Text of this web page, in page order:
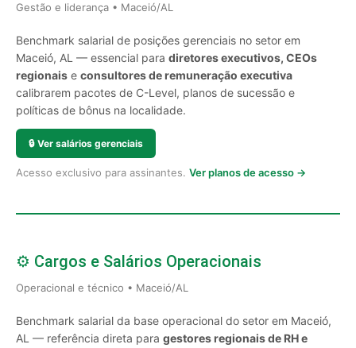
Gestão e liderança • Maceió/AL
Benchmark salarial de posições gerenciais no setor em
Maceió, AL — essencial para diretores executivos, CEOs
regionais e consultores de remuneração executiva
calibrarem pacotes de C-Level, planos de sucessão e
políticas de bônus na localidade.
🔒 Ver salários gerenciais
Acesso exclusivo para assinantes. Ver planos de acesso →
⚙️ Cargos e Salários Operacionais
Operacional e técnico • Maceió/AL
Benchmark salarial da base operacional do setor em Maceió,
AL — referência direta para gestores regionais de RH e